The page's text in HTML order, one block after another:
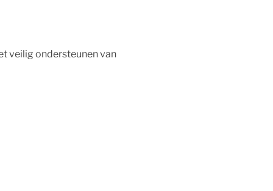
veilig ondersteunen van